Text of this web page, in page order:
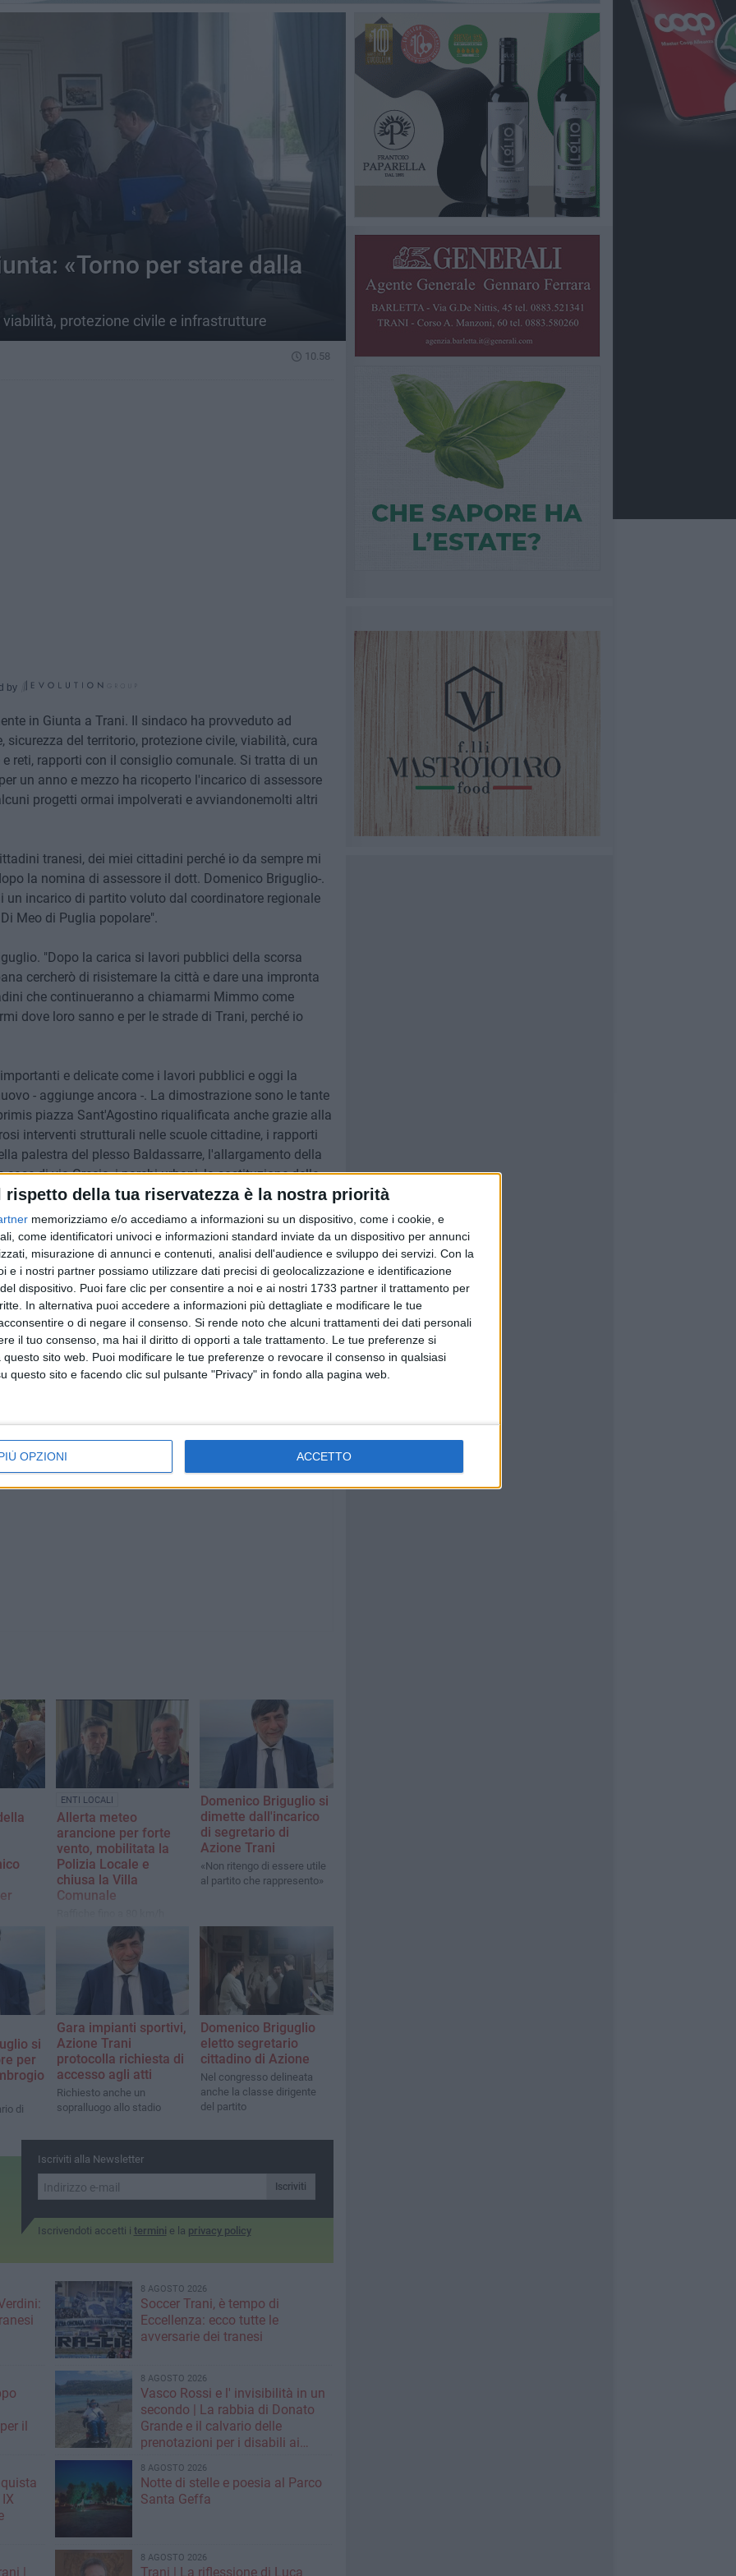
rispetto della tua riservatezza è la nostra priorità
memorizziamo e/o accediamo a informazioni su un dispositivo, come i cookie, e
come identificatori univoci e informazioni standard inviate da un dispositivo per annunci
misurazione di annunci e contenuti, analisi dell'audience e sviluppo dei servizi. Con la
e i nostri partner possiamo utilizzare dati precisi di geolocalizzazione e identificazione
dispositivo. Puoi fare clic per consentire a noi e ai nostri 1733 partner il trattamento per
In alternativa puoi accedere a informazioni più dettagliate e modificare le tue
o di negare il consenso. Si rende noto che alcuni trattamenti dei dati personali
il tuo consenso, ma hai il diritto di opporti a tale trattamento. Le tue preferenze si
sito web. Puoi modificare le tue preferenze o revocare il consenso in qualsiasi
questo sito e facendo clic sul pulsante "Privacy" in fondo alla pagina web.
OPZIONI ACCETTO
«Torno per stare dalla
protezione civile e infrastrutture
10.58
by
in Giunta a Trani. Il sindaco ha provveduto ad
sicurezza del territorio, protezione civile, viabilità, cura
reti, rapporti con il consiglio comunale. Si tratta di un
un anno e mezzo ha ricoperto l'incarico di assessore
progetti ormai impolverati e avviandonemolti altri
tranesi, dei miei cittadini perché io da sempre mi
la nomina di assessore il dott. Domenico Briguglio-.
incarico di partito voluto dal coordinatore regionale
Meo di Puglia popolare".
"Dopo la carica si lavori pubblici della scorsa
cercherò di risistemare la città e dare una impronta
che continueranno a chiamarmi Mimmo come
dove loro sanno e per le strade di Trani, perché io
e delicate come i lavori pubblici e oggi la
- aggiunge ancora -. La dimostrazione sono le tante
piazza Sant'Agostino riqualificata anche grazie alla
interventi strutturali nelle scuole cittadine, i rapporti
palestra del plesso Baldassarre, l'allargamento della
di via Grecia, i parchi urbani, la sostituzione delle
secondario del cimitero,e l'avvio dei lavori per la
pochi mesi fino a maggio per via delle elezioni
mesi ciò che avrei potuto dare in più tempo -
un giorno perché amo così tanto Trani che mi
ENTI LOCALI
Allerta meteo
arancione per forte
vento, mobilitata la
Polizia Locale e
chiusa la Villa
Comunale
previste sulla costa
adriatica pugliese. Il
Comune valuta ulteriori
misure di sicurezza
Domenico Briguglio si
dimette dall'incarico
di segretario di
Azione Trani
«Non ritengo di essere utile
al partito che rappresento»
si
per
di
Gara impianti sportivi,
Azione Trani
protocolla richiesta di
accesso agli atti
Richiesto anche un
sopralluogo allo stadio
Domenico Briguglio
eletto segretario
cittadino di Azione
Nel congresso delineata
anche la classe dirigente
del partito
Iscriviti alla Newsletter
Iscriviti
Iscrivendoti accetti i termini e la privacy policy
8 AGOSTO 2026
Soccer Trani, è tempo di
Eccellenza: ecco tutte le
avversarie dei tranesi
il
8 AGOSTO 2026
Vasco Rossi e l' invisibilità in un
secondo | La rabbia di Donato
Grande e il calvario delle
prenotazioni per i disabili ai
8 AGOSTO 2026
Notte di stelle e poesia al Parco
Santa Geffa
|
8 AGOSTO 2026
Trani | La riflessione di Luca